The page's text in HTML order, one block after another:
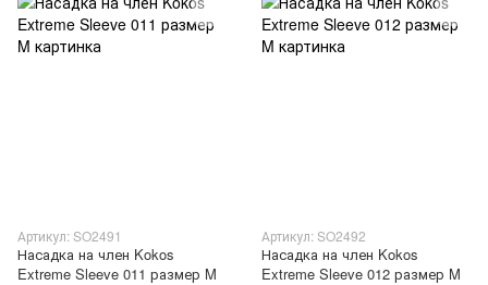
Артикул: SO2491
Насадка на член Kokos
Extreme Sleeve 011 размер M
Артикул: SO2492
Насадка на член Kokos
Extreme Sleeve 012 размер M